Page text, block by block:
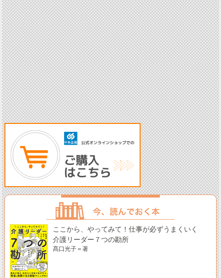
ここから、やってみて！仕事が必ずうまくいく
介護リーダー７つの勘所
髙口光子＝著